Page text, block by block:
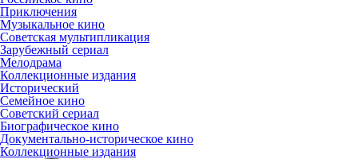
Приключения
Музыкальное кино
Советская мультипликация
Зарубежный сериал
Мелодрама
Коллекционные издания
Исторический
Семейное кино
Советский сериал
Биографическое кино
Документально-историческое кино
Коллекционные издания